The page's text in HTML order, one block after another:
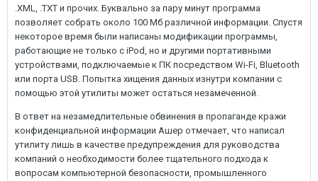
.XML, .TXT и прочих. Буквально за пару минут программа
позволяет собрать около 100 Мб различной информации. Спустя
некоторое время были написаны модификации программы,
работающие не только с iPod, но и другими портативными
устройствами, подключаемые к ПК посредством Wi-Fi, Bluetooth
или порта USB. Попытка хищения данных изнутри компании с
помощью этой утилиты может остаться незамеченной.
В ответ на незамедлительные обвинения в пропаганде кражи
конфиденциальной информации Ашер отмечает, что написал
утилиту лишь в качестве предупреждения для руководства
компаний о необходимости более тщательного подхода к
вопросам компьютерной безопасности, промышленного